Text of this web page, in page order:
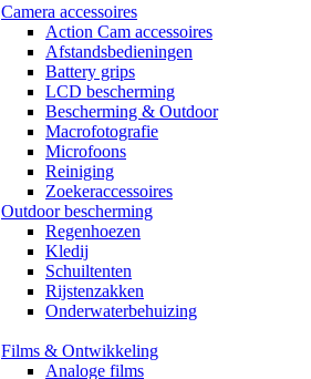
Camera accessoires
Action Cam accessoires
Afstandsbedieningen
Battery grips
LCD bescherming
Bescherming & Outdoor
Macrofotografie
Microfoons
Reiniging
Zoekeraccessoires
Outdoor bescherming
Regenhoezen
Kledij
Schuiltenten
Rijstenzakken
Onderwaterbehuizing
Films & Ontwikkeling
Analoge films